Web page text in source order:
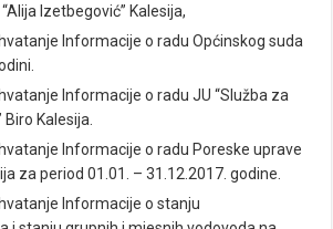
Izetbegović” Kalesija,
Informacije o radu Općinskog suda
Informacije o radu JU “Služba za
Kalesija.
Informacije o radu Poreske uprave
za period 01.01. – 31.12.2017. godine.
Informacije o stanju